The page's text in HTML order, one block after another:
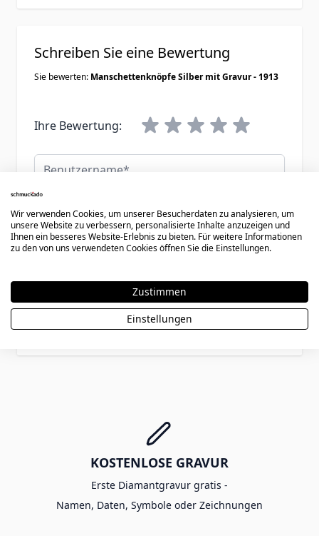
Schreiben Sie eine Bewertung
Sie bewerten: Manschettenknöpfe Silber mit Gravur - 1913
Ihre Bewertung:
Benutzername
Zusammenfassung
Bewertungen
Bewertung abschicken
KOSTENLOSE GRAVUR
Erste Diamantgravur gratis -
Namen, Daten, Symbole oder Zeichnungen
Wir verwenden Cookies, um unserer Besucherdaten zu analysieren, um
unsere Website zu verbessern, personalisierte Inhalte anzuzeigen und
Ihnen ein besseres Website-Erlebnis zu bieten. Für weitere Informationen
zu den von uns verwendeten Cookies öffnen Sie die Einstellungen.
Zustimmen
Einstellungen